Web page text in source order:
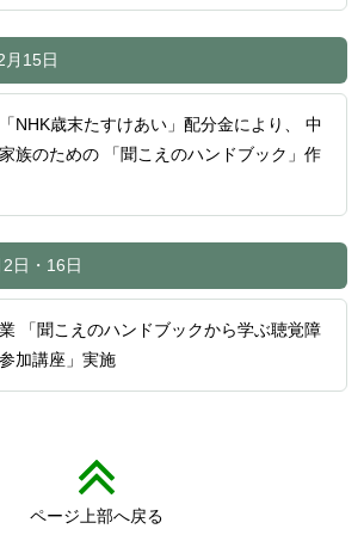
月15日
NHK歳末たすけあい」配分金により、 中
族のための 「聞こえのハンドブック」作
2日・16日
「聞こえのハンドブックから学ぶ聴覚障
加講座」実施
ページ上部へ戻る